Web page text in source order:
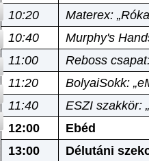
10:20
Materex:
10:40
Murphy's
11:00
Reboss
11:20
BolyaiSokk:
11:40
ESZI szakkör:
12:00
Ebéd
13:00
Délutáni